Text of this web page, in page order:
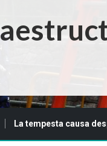
La tempesta causa